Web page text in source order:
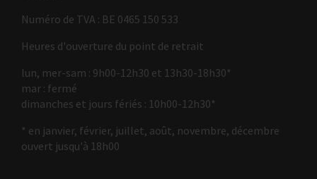
Numéro de TVA : BE 0465 150 533
Heures d'ouverture du point de retrait
lun, mer-sam : 9h00-12h30 et 13h30-18h30*
mar : fermé
dimanches et jours fériés : 10h00-12h30*
* en janvier, février, juillet, août, novembre, décembre
ouvert jusqu'à 18h00